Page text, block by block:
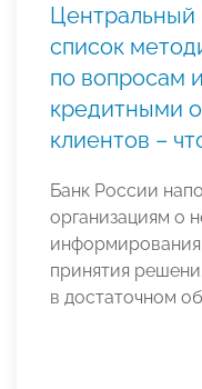
Центральный
список
по вопросам
кредитными
клиентов –
Банк России
организациям о
принятия
в достаточном